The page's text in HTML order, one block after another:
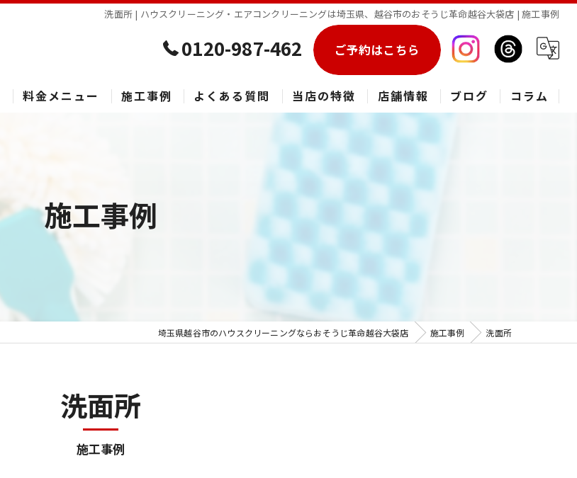
洗面所 | ハウスクリーニング・エアコンクリーニングは埼玉県、越谷市のおそうじ革命越谷大袋店 | 施工事例
0120-987-462 ご予約はこちら
料金メニュー 施工事例 よくある質問 当店の特徴
エアコン
春日部市のハウスクリーニング
草加市のハウスクリーニング
松伏町のハウスクリーニング
吉川市のハウスクリーニング
店舗情報 ブログ コラム
施工事例
埼玉県越谷市のハウスクリーニングならおそうじ革命越谷大袋店 施工事例 洗面所
施工事例
洗面所